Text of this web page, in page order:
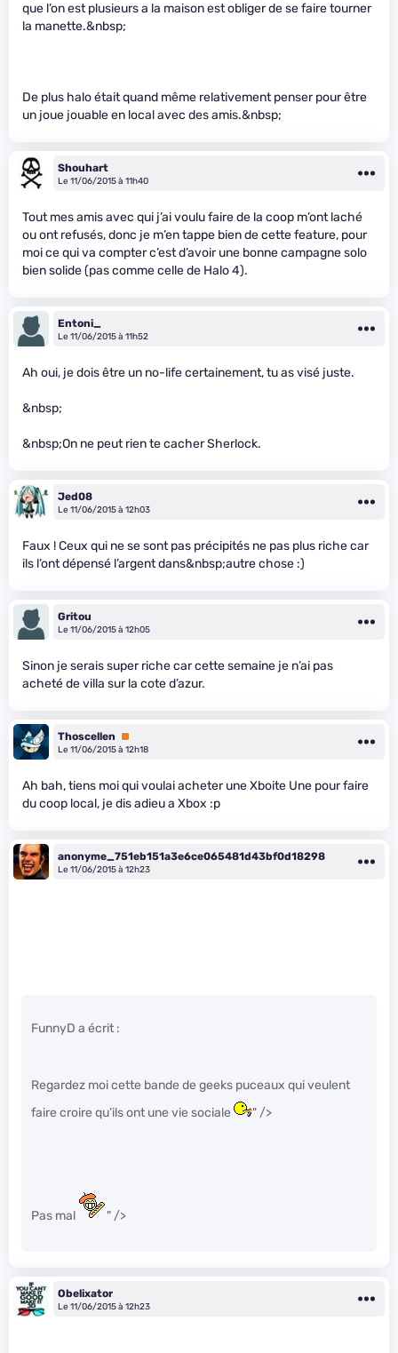
que l’on est plusieurs a la maison est obliger de se faire tourner
la manette.&nbsp;
De plus halo était quand même relativement penser pour être
un joue jouable en local avec des amis.&nbsp;
Shouhart
Le 11/06/2015 à 11h40
Tout mes amis avec qui j’ai voulu faire de la coop m’ont laché
ou ont refusés, donc je m’en tappe bien de cette feature, pour
moi ce qui va compter c’est d’avoir une bonne campagne solo
bien solide (pas comme celle de Halo 4).
Entoni_
Le 11/06/2015 à 11h52
Ah oui, je dois être un no-life certainement, tu as visé juste.
&nbsp;
&nbsp;On ne peut rien te cacher Sherlock.
Jed08
Le 11/06/2015 à 12h03
Faux ! Ceux qui ne se sont pas précipités ne pas plus riche car
ils l’ont dépensé l’argent dans&nbsp;autre chose :)
Gritou
Le 11/06/2015 à 12h05
Sinon je serais super riche car cette semaine je n’ai pas
acheté de villa sur la cote d’azur.
Thoscellen
Premium
Le 11/06/2015 à 12h18
Ah bah, tiens moi qui voulai acheter une Xboite Une pour faire
du coop local, je dis adieu a Xbox :p
anonyme_751eb151a3e6ce065481d43bf0d18298
Le 11/06/2015 à 12h23
FunnyD a écrit :
Regardez moi cette bande de geeks puceaux qui veulent
faire croire qu’ils ont une vie sociale
" />
Pas mal " />
Obelixator
Le 11/06/2015 à 12h23